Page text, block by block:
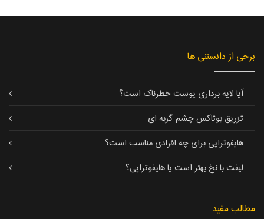
برخی از دانستنی ها
آیا لایه برداری پوست خطرناک است؟
تزریق بوتاکس چشم گربه ای
هایفوتراپی برای چه افرادی مناسب است؟
لیفت با نخ بهتر است یا هایفوتراپی؟
مطالب مفید